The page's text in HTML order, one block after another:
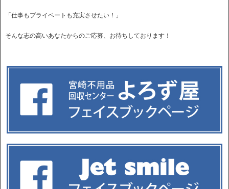
「仕事もプライベートも充実させたい！」
そんな志の高いあなたからのご応募、お待ちしております！